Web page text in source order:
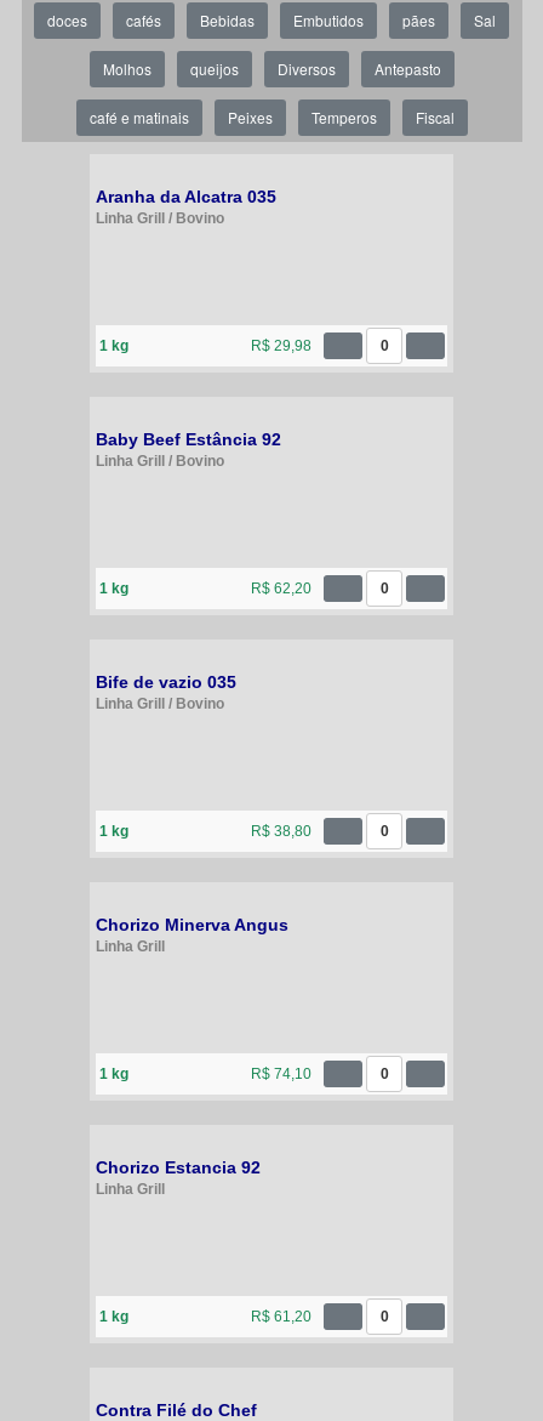
doces cafés Bebidas Embutidos pães Sal
Molhos queijos Diversos Antepasto
café e matinais Peixes Temperos Fiscal
Aranha da Alcatra 035
Linha Grill / Bovino
1 kg R$ 29,98 0
Baby Beef Estância 92
Linha Grill / Bovino
1 kg R$ 62,20 0
Bife de vazio 035
Linha Grill / Bovino
1 kg R$ 38,80 0
Chorizo Minerva Angus
Linha Grill
1 kg R$ 74,10 0
Chorizo Estancia 92
Linha Grill
1 kg R$ 61,20 0
Contra Filé do Chef